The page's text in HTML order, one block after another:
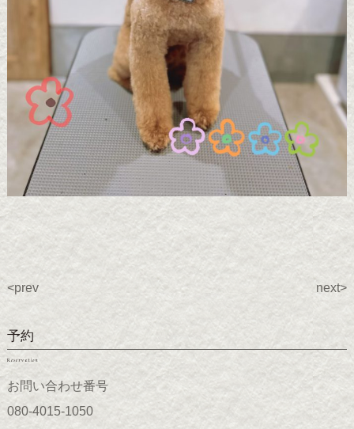
<prev next>
予約
Reservation
お問い合わせ番号
080-4015-1050